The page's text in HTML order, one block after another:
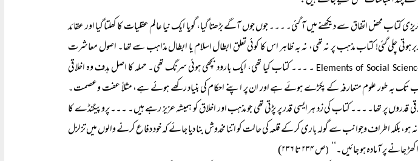
کتاب محض اتفاق سے دیکھنے میں آ گئی۔ ۔۔۔ جوں جوں آگے بڑھتا گیا، گویا ایک نیا عالم عقلیات کا کھلتا گیا اور عقائد
ہوتی چلی گئی! کتاب مذہب پر نہ تھی، نہ بہ ظاہر اس کا کوئی تعلق ابطال اسلام یا ابطال مذاہب سے تھا۔ اصول معاشرت
۔ ۔۔۔ کتاب کیا تھی، ایک بارود بچھی ہوئی سرنگ تھی۔ حملہ کا اصل ہدف وہ اخلاقی
تک بہ طور علوم متعارفہ کے پکڑے ہوئے ہے اور ان پر اپنے احکام کی بنیاد رکھے ہوئے ہے، مثلاً عفت وعصمت۔
قدروں پر تھا۔ ۔۔۔ کتاب کی زد ہر ایسی قدر پر پڑتی تھی جو مذہب اور اخلاق کو ہمیشہ عزیز رہے ہیں۔ ۔۔۔ پروپیگنڈے کا
ہو، بلکہ اطراف وجوانب سے گولہ باری کر کے قلعہ کی حالت کو اتنا مخدوش بنا دیا جائے کہ خود دفاع کرنے والوں میں تزلزل
جانے پر آمادہ ہو جائیں۔‘‘ (ص ۲۳۴ تا ۲۳۶)